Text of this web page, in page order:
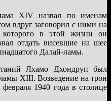
XIV назвал по именам
вдруг заговорил с ними на
которого в этой жизни он
отдать висевшие на шее
Далай‑ламы.
Лхамо Дхондруп был
XIII. Возведение на трон
1940 года в столице